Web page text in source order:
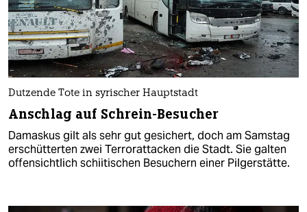
Dutzende Tote in syrischer Hauptstadt
Anschlag auf Schrein-Besucher
Damaskus gilt als sehr gut gesichert, doch am Samstag
erschütterten zwei Terrorattacken die Stadt. Sie galten
offensichtlich schiitischen Besuchern einer Pilgerstätte.